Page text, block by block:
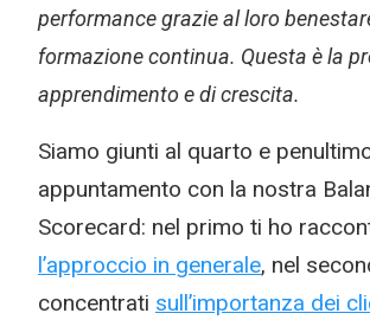
performance grazie al loro
formazione continua. Questa è la
apprendimento e di crescita.
Siamo giunti al quarto e
appuntamento con la nostra
Scorecard: nel primo ti ho
l’approccio in generale, nel
concentrati sull’importanza dei